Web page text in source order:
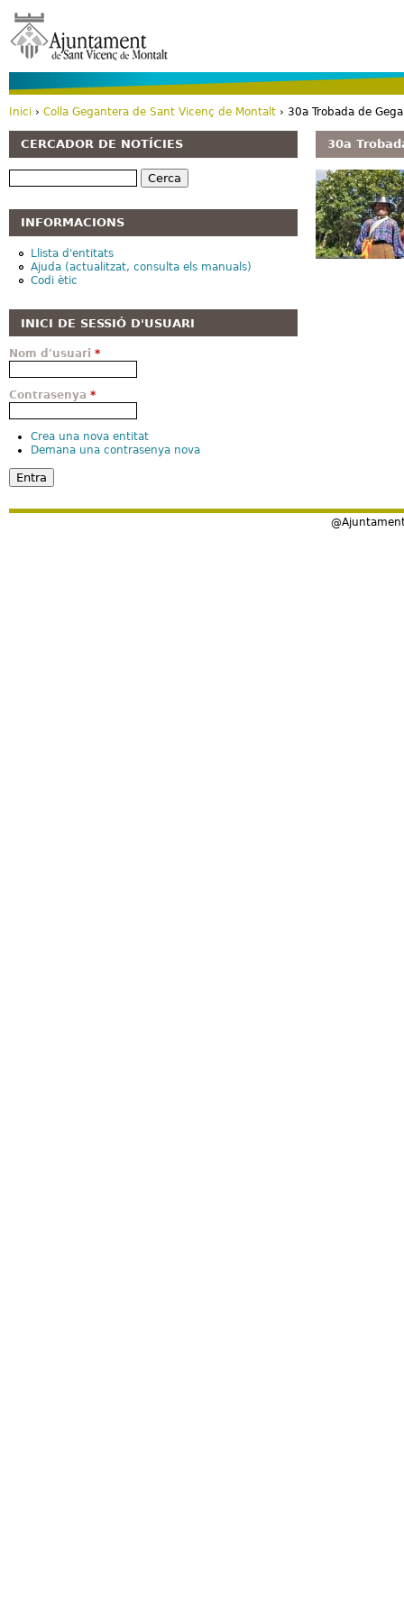
30a
Esteu aquí
Inici › Colla Gegantera de Sant Vicenç de Montalt › 30a Trobada de
CERCADOR DE NOTÍCIES
Cerca
INFORMACIONS
Llista d'entitats
Ajuda (actualitzat, consulta els manuals)
Codi ètic
INICI DE SESSIÓ D'USUARI
Nom d'usuari *
Contrasenya *
Crea una nova entitat
Demana una contrasenya nova